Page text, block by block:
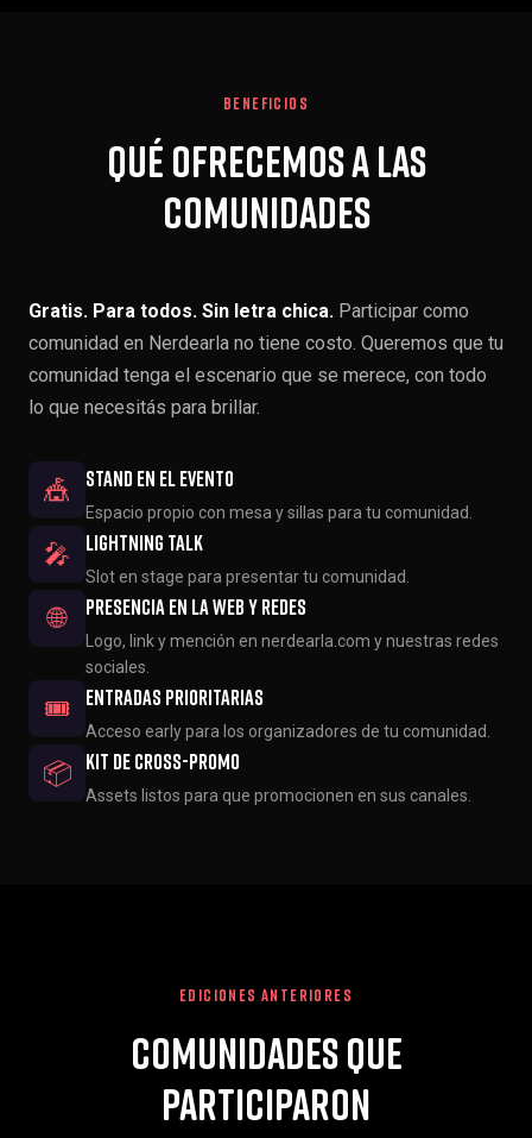
BENEFICIOS
Qué ofrecemos a las
comunidades
Gratis. Para todos. Sin letra chica. Participar como
comunidad en Nerdearla no tiene costo. Queremos que tu
comunidad tenga el escenario que se merece, con todo
lo que necesitás para brillar.
🎪 Stand en el evento
Espacio propio con mesa y sillas para tu comunidad.
🎤 Lightning talk
Slot en stage para presentar tu comunidad.
🌐 Presencia en la web y redes
Logo, link y mención en nerdearla.com y nuestras redes
sociales.
🎟️ Entradas prioritarias
Acceso early para los organizadores de tu comunidad.
📦 Kit de cross-promo
Assets listos para que promocionen en sus canales.
EDICIONES ANTERIORES
Comunidades que
participaron